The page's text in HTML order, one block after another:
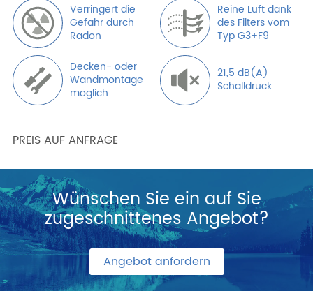
Verringert die
Gefahr durch
Radon
Reine Luft dank
des Filters vom
Typ G3+F9
Decken- oder
Wandmontage
möglich
21,5 dB(A)
Schalldruck
PREIS AUF ANFRAGE
Wünschen Sie ein auf Sie
zugeschnittenes Angebot?
Angebot anfordern